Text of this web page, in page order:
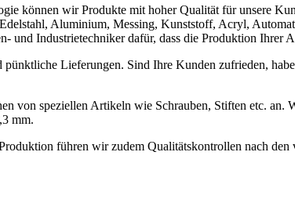
können wir Produkte mit hoher Qualität für unsere
Aluminium, Messing, Kunststoff, Acryl,
und Industrietechniker dafür, dass die Produktion Ihrer
Lieferungen. Sind Ihre Kunden zufrieden,
von speziellen Artikeln wie Schrauben, Stiften etc.
mm.
führen wir zudem Qualitätskontrollen nach den